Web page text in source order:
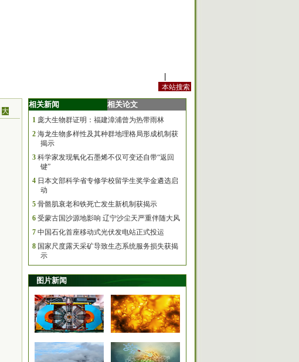
大
相关新闻 相关论文
1 庞大生物群证明：福建漳浦曾为热带雨林
2 海龙生物多样性及其种群地理格局形成机制获
揭示
3 科学家发现氧化石墨烯不仅可变还自带“返回
键”
4 日本文部科学省专修学校留学生奖学金遴选启
动
5 骨骼肌衰老和铁死亡发生新机制获揭示
6 受蒙古国沙源地影响 辽宁沙尘天严重伴随大风
7 中国石化首座移动式光伏发电站正式投运
8 国家尺度露天采矿导致生态系统服务损失获揭
示
图片新闻